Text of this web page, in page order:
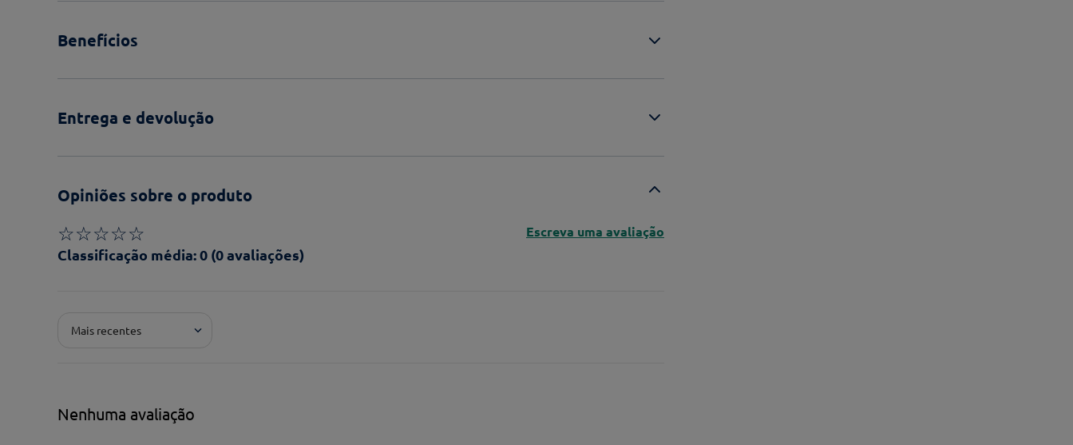
Benefícios
Entrega e devolução
Opiniões sobre o produto
☆☆☆☆☆
Classificação média: 0 (0 avaliações)
Escreva uma avaliação
Pontuação*
Mais recentes
Nenhuma avaliação